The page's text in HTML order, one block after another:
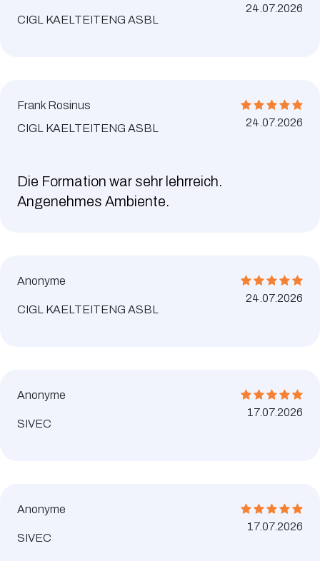
CIGL KAELTEITENG ASBL
24.07.2026
Frank Rosinus
CIGL KAELTEITENG ASBL
24.07.2026
Die Formation war sehr lehrreich.
Angenehmes Ambiente.
Anonyme
CIGL KAELTEITENG ASBL
24.07.2026
Anonyme
SIVEC
17.07.2026
Anonyme
SIVEC
17.07.2026